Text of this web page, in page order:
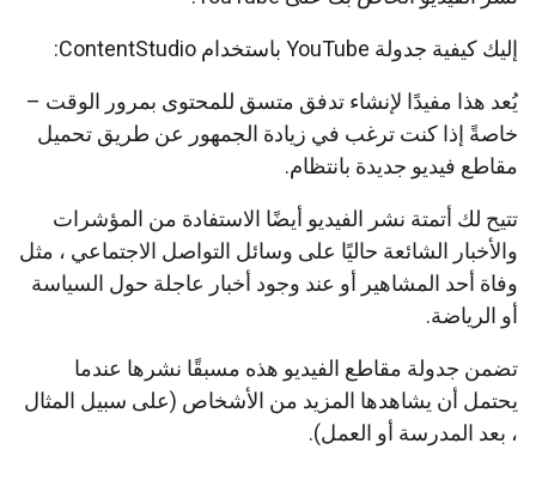
إليك كيفية جدولة YouTube باستخدام ContentStudio:
يُعد هذا مفيدًا لإنشاء تدفق متسق للمحتوى بمرور الوقت –
خاصةً إذا كنت ترغب في زيادة الجمهور عن طريق تحميل
مقاطع فيديو جديدة بانتظام.
تتيح لك أتمتة نشر الفيديو أيضًا الاستفادة من المؤشرات
والأخبار الشائعة حاليًا على وسائل التواصل الاجتماعي ، مثل
وفاة أحد المشاهير أو عند وجود أخبار عاجلة حول السياسة
أو الرياضة.
تضمن جدولة مقاطع الفيديو هذه مسبقًا نشرها عندما
يحتمل أن يشاهدها المزيد من الأشخاص (على سبيل المثال
، بعد المدرسة أو العمل).